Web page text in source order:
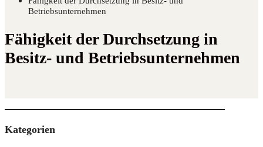
Betriebsunternehmen
Fähigkeit der Durchsetzung in
Besitz- und Betriebsunternehmen
Kate­go­rien